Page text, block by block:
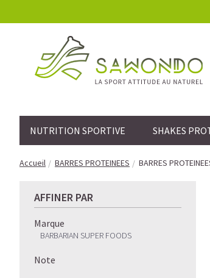
NUTRITION SPORTIVE SHAKES
Accueil BARRES PROTEINEES BARRES
AFFINER PAR
Marque
BARBARIAN SUPER FOODS
Note